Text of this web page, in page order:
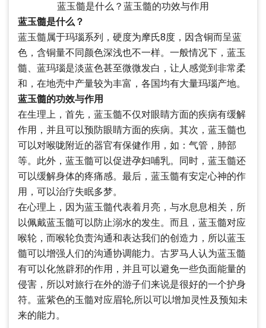
蓝玉髓是什么？蓝玉髓的功效与作用
蓝玉髓是什么？
蓝玉髓属于玛瑙系列，硬度为摩氏8度，因含铜而呈蓝
色，含铜量不同颜色深浅也不一样。一般情况下，蓝玉
髓、蓝玛瑙是淡蓝色甚至微微发白，让人感觉到非常柔
和，在地壳中产量较为丰富，各国均有大量玛瑙产地。
蓝玉髓的功效与作用
在生理上，首先，蓝玉髓不仅对眼睛方面的疾病有缓解
作用，并且可以预防眼睛方面的疾病。其次，蓝玉髓也
可以对喉咙附近的器官有保健作用，如：气管，肺部
等。此外，蓝玉髓可以促进孕妇哺乳。同时，蓝玉髓还
可以缓解身体的疼痛感。最后，蓝玉髓有安定心神的作
用，可以治疗失眠多梦。
在心理上，因为蓝玉髓代表着月亮，与水息息相关，所
以佩戴蓝玉髓可以防止溺水的发生。而且，蓝玉髓对应
喉轮，而喉轮负责沟通和表达我们的创造力，所以蓝玉
髓可以增强人们的沟通协调能力。古罗马人认为蓝玉髓
有可以化煞辟邪的作用，并且可以避免一些负面能量的
侵害，所以对旅行在外的游子们来说是很好的一个护身
符。蓝紫色的玉髓对应眉轮,所以可以增加灵性及预知未
来的能力。